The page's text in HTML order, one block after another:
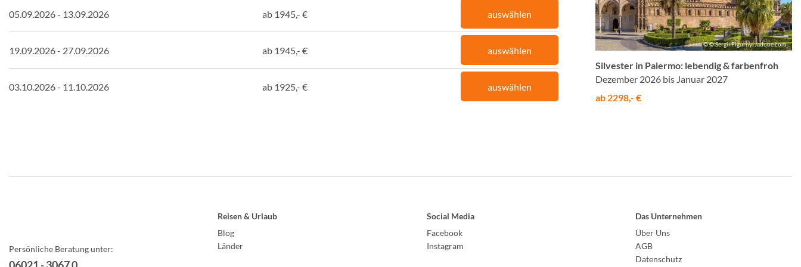
05.09.2026 - 13.09.2026 ab 1945,- € auswählen
19.09.2026 - 27.09.2026 ab 1945,- € auswählen
03.10.2026 - 11.10.2026 ab 1925,- € auswählen
© © Sergii Figurnyi /adobe.com
Silvester in Palermo: lebendig & farbenfroh
Dezember 2026 bis Januar 2027
ab 2298,- €
Persönliche Beratung unter:
Reisen & Urlaub
Blog
Länder
Social Media
Facebook
Instagram
Das Unternehmen
Über Uns
AGB
Datenschutz